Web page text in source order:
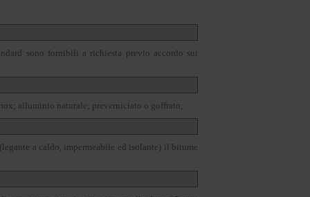
sono fornibili a richiesta previo accordo sui
alluminio naturale; preverniciato o goffrato;
a caldo, impermeabile ed isolante) il bitume